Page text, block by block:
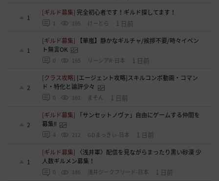
1
[ギルド募集] 完全初心者です！ギルド探してます！
1 195 けーとら 1 日前
1
[ギルド募集]
【華嵐】静かなギルチャ/挨拶不要/時々イベン
ト無言OK
0 165 リーシアR-日本 1 日前
2
[クラス攻略] [エージェント攻略]スキルコンボ動画・コマン
ド・特化と論評少々
0 161 まそん 1 日前
2
[ギルド募集]
「サンセットノヴァ」自由にゲームする仲間を
募集‼️
4 212 GDまっきぃ-日本 1 日前
1
[ギルド募集]
〈浅井軍〉配信を見ながらまったり黒い砂漠 少
人数ギルメン募集！
0 186 浅井ジークフリード-日本 1 日前